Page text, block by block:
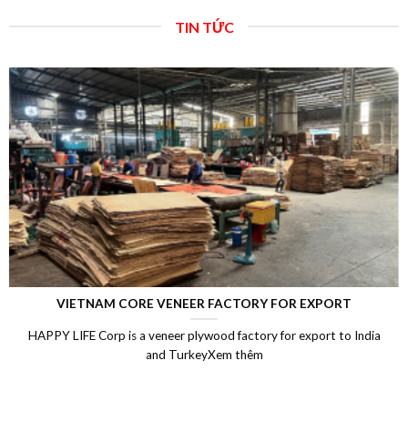
TIN TỨC
LAMINATED VENEER LUMBER (LVL)
Laminated Wood, LVL Laminated Veneer Lumber, LVL plywood
Vietnam, LVL Timber, Vietnam plywood exportXem thêm